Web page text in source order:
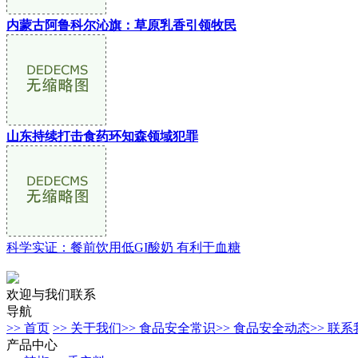
内蒙古阿鲁科尔沁旗：草原乳香引领牧民
山东持续打击食药环知森领域犯罪
科学实证：餐前饮用低GI酸奶 有利于血糖
欢迎与我们联系
导航
>> 首页 >> 关于我们>> 食品安全常识>> 食品安全动态>> 联系
产品中心